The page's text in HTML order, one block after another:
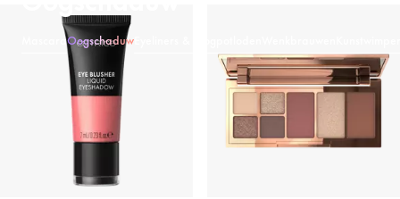
MascaraOogschaduw